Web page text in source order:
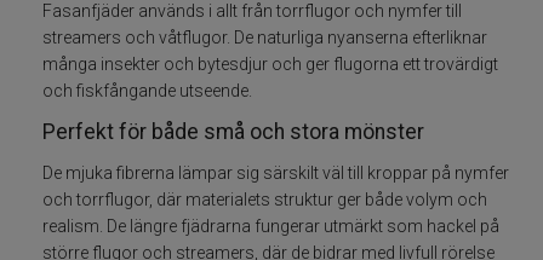
Flugbindning
Bindtråd
Fjäder
Fasanfjäder används i allt från torrflugor och nymfer till
streamers och våtflugor. De naturliga nyanserna efterliknar
många insekter och bytesdjur och ger flugorna ett trovärdigt
och fiskfångande utseende.
Perfekt för både små och stora mönster
De mjuka fibrerna lämpar sig särskilt väl till kroppar på nymfer
och torrflugor, där materialets struktur ger både volym och
realism. De längre fjädrarna fungerar utmärkt som hackel på
större flugor och streamers, där de bidrar med livfull rörelse